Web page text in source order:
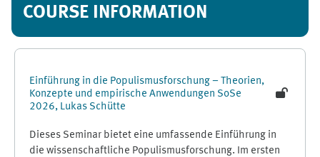
COURSE INFORMATION
Einführung in die Populismusforschung – Theorien,
Konzepte und empirische Anwendungen SoSe
2026, Lukas Schütte
Dieses Seminar bietet eine umfassende Einführung in
die wissenschaftliche Populismusforschung. Im ersten